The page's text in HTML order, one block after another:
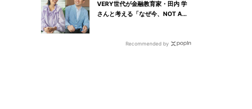
VERY世代が金融教育家・田内 学
さんと考える「なぜ今、NOT A
Recommended by